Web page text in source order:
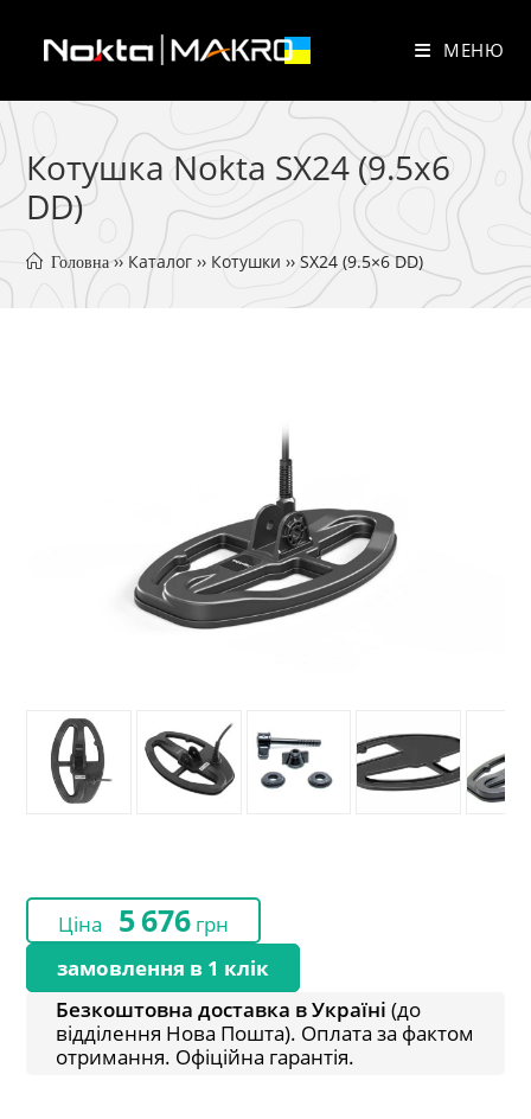
вмісту
МЕНЮ
Котушка Nokta SX24 (9.5x6
DD)
Головна ›› Каталог ›› Котушки ›› SX24 (9.5×6 DD)
Ціна 5 676грн
замовлення в 1 клік
Безкоштовна доставка в Україні (до
відділення Нова Пошта). Оплата за фактом
отримання. Офіційна гарантія.